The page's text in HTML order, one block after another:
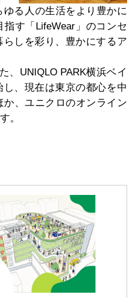
ゆる人の生活をより豊かに
す「 LifeWear 」のコンセ
しを彩り、豊かにするア
、 UNIQLO PARK横浜ベイ
、現在は東京の都心を中
か、ユニクロのオンライン
。